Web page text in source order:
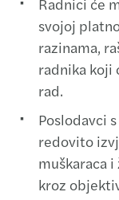
svojoj
razinama,
radnika koji
rad.
Poslodavci
redovito
muškaraca
kroz